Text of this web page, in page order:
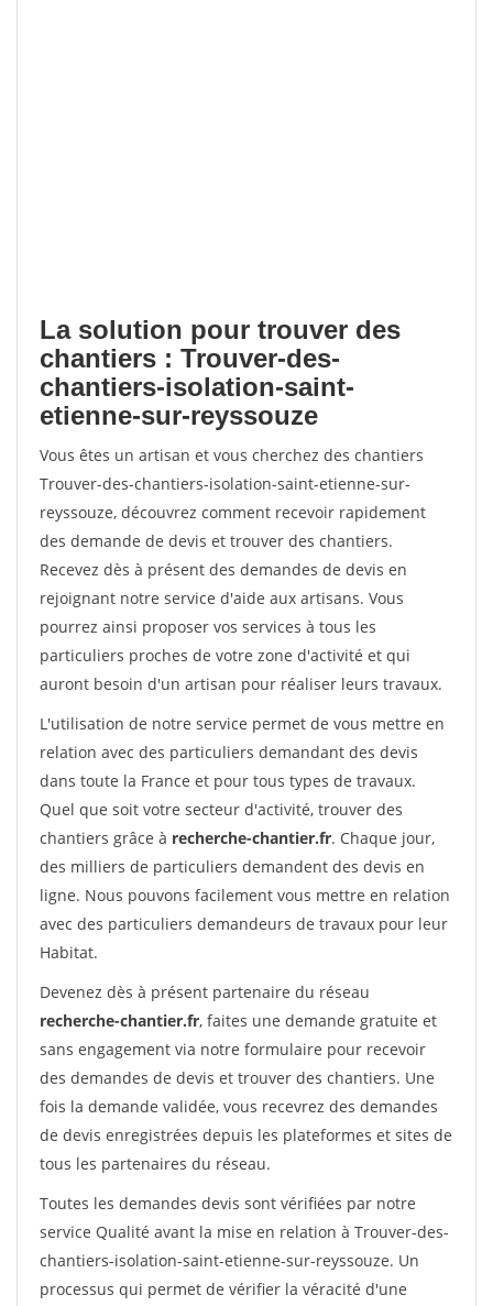
La solution pour trouver des
chantiers : Trouver-des-
chantiers-isolation-saint-
etienne-sur-reyssouze
Vous êtes un artisan et vous cherchez des chantiers
Trouver-des-chantiers-isolation-saint-etienne-sur-
reyssouze, découvrez comment recevoir rapidement
des demande de devis et trouver des chantiers.
Recevez dès à présent des demandes de devis en
rejoignant notre service d'aide aux artisans. Vous
pourrez ainsi proposer vos services à tous les
particuliers proches de votre zone d'activité et qui
auront besoin d'un artisan pour réaliser leurs travaux.
L'utilisation de notre service permet de vous mettre en
relation avec des particuliers demandant des devis
dans toute la France et pour tous types de travaux.
Quel que soit votre secteur d'activité, trouver des
chantiers grâce à recherche-chantier.fr. Chaque jour,
des milliers de particuliers demandent des devis en
ligne. Nous pouvons facilement vous mettre en relation
avec des particuliers demandeurs de travaux pour leur
Habitat.
Devenez dès à présent partenaire du réseau
recherche-chantier.fr, faites une demande gratuite et
sans engagement via notre formulaire pour recevoir
des demandes de devis et trouver des chantiers. Une
fois la demande validée, vous recevrez des demandes
de devis enregistrées depuis les plateformes et sites de
tous les partenaires du réseau.
Toutes les demandes devis sont vérifiées par notre
service Qualité avant la mise en relation à Trouver-des-
chantiers-isolation-saint-etienne-sur-reyssouze. Un
processus qui permet de vérifier la véracité d'une